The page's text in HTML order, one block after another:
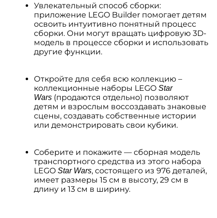
Увлекательный способ сборки:
приложение LEGO Builder помогает детям
освоить интуитивно понятный процесс
сборки. Они могут вращать цифровую 3D-
модель в процессе сборки и использовать
другие функции.
Откройте для себя всю коллекцию –
коллекционные наборы LEGO Star
Wars (продаются отдельно) позволяют
детям и взрослым воссоздавать знаковые
сцены, создавать собственные истории
или демонстрировать свои кубики.
Соберите и покажите — сборная модель
транспортного средства из этого набора
LEGO Star Wars, состоящего из 976 деталей,
имеет размеры 15 см в высоту, 29 см в
длину и 13 см в ширину.